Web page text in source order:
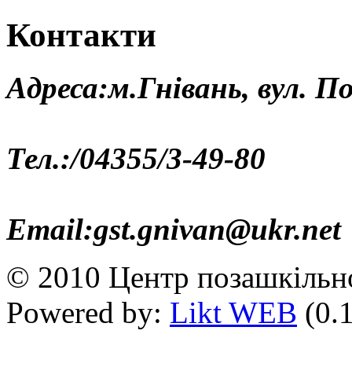
Контакти
Адреса:м.Гнівань, вул.
Тел.:/04355/3-49-80
Email:gst.gnivan@ukr.net
© 2010 Центр
Powered by: Likt WEB